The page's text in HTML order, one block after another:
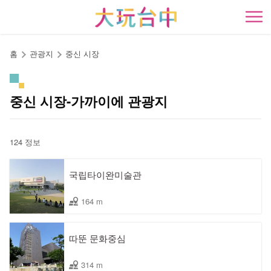
開
홈 관광지 중신 시장
중신 시장-가까이에 관광지
124 정보
국립타이완미술관
164 m
따뚠 문화중심
314 m